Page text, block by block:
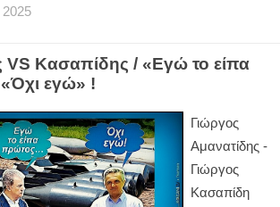
2025
VS Κασαπίδης / «Εγώ το είπα
εγώ» !
Γιώργος
Αμανατίδης -
Γιώργος
Κασαπίδη